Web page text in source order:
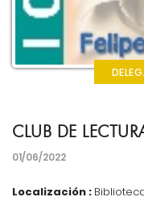
CLUB DE
01/06/2022
Localización :